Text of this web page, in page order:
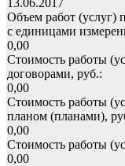
Объем работ (услуг)
с единицами
0,00
Стоимость работы
договорами, руб.:
0,00
Стоимость работы
планом (планами),
0,00
Стоимость работы
0,00